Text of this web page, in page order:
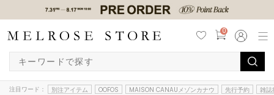
0
注目ワード： 別注アイテム OOFOS MAISON CANAUメゾンカナウ 先行予約 雑誌